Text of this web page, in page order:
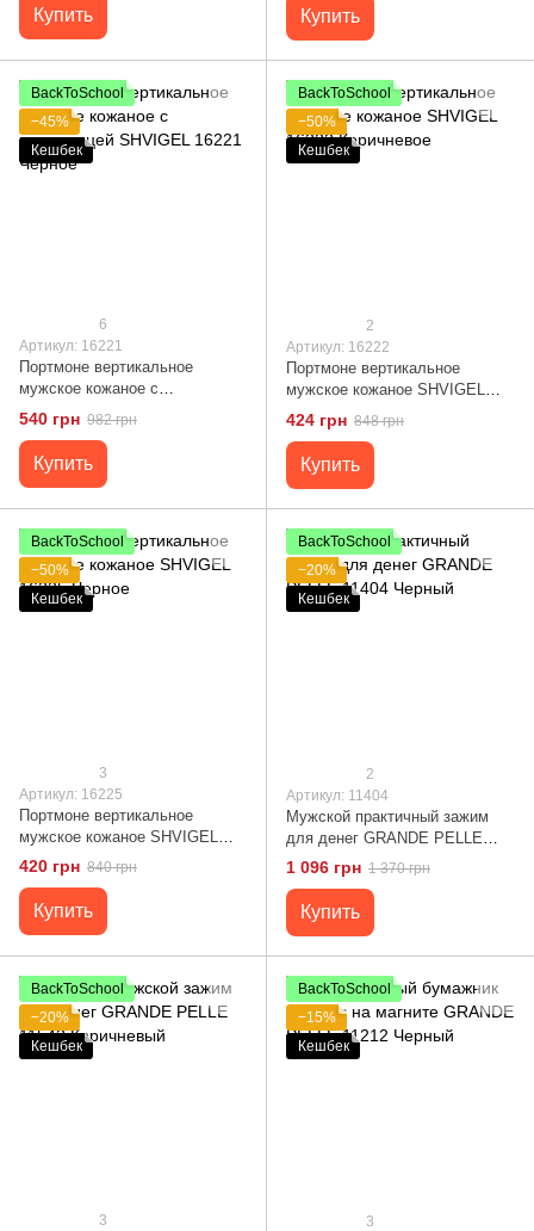
Купить Купить
BackToSchool
−45%
Кешбек
6
Артикул: 16221
Портмоне вертикальное
мужское кожаное с
монетницей SHVIGEL 16221
Черное
540 грн 982 грн
Купить
BackToSchool
−50%
Кешбек
2
Артикул: 16222
Портмоне вертикальное
мужское кожаное SHVIGEL
16222 Коричневое
424 грн 848 грн
Купить
BackToSchool
−50%
Кешбек
3
Артикул: 16225
Портмоне вертикальное
мужское кожаное SHVIGEL
16225 Черное
420 грн 840 грн
Купить
BackToSchool
−20%
Кешбек
2
Артикул: 11404
Мужской практичный зажим
для денег GRANDE PELLE
11404 Черный
1 096 грн 1 370 грн
Купить
BackToSchool
−20%
Кешбек
3
BackToSchool
−15%
Кешбек
3